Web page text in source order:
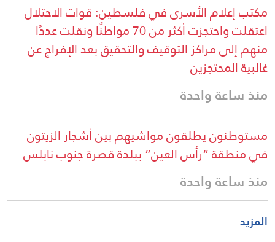
مكتب إعلام الأسرى في فلسطين: قوات الاحتلال
اعتقلت واحتجزت أكثر من 70 مواطنًا ونقلت عددًا
منهم إلى مراكز التوقيف والتحقيق بعد الإفراج عن
غالبية المحتجزين
منذ ساعة واحدة
مستوطنون يطلقون مواشيهم بين أشجار الزيتون
في منطقة “رأس العين” ببلدة قصرة جنوب نابلس
منذ ساعة واحدة
المزيد